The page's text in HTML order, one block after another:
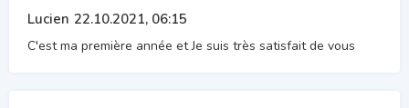
Lucien 22.10.2021, 06:15
C'est ma première année et Je suis très satisfait de vous